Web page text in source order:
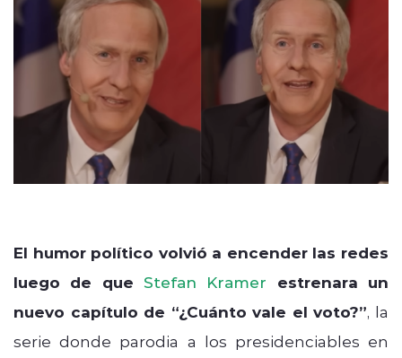
modo claro
El humor político volvió a encender las redes
luego de que Stefan Kramer estrenara un
nuevo capítulo de “¿Cuánto vale el voto?”, la
serie donde parodia a los presidenciables en